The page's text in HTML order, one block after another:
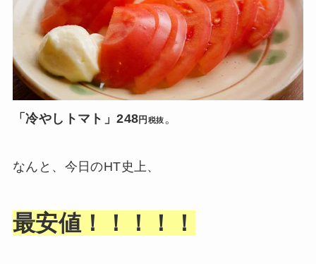
「冷やしトマト」248円 税抜。
なんと、今日のHT史上、
最安値！！！！！